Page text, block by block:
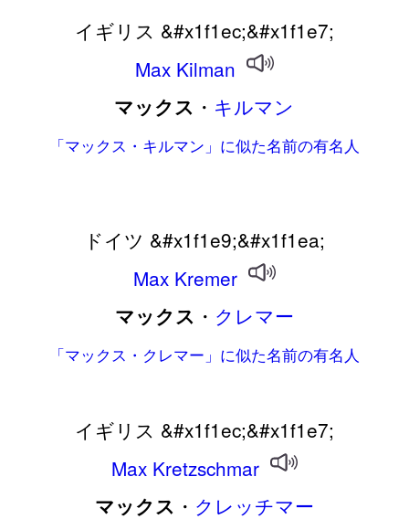
イギリス &#x1f1ec;&#x1f1e7;
Max Kilman
マックス ・ キルマン
「マックス・キルマン」に似た名前の有名人
ドイツ &#x1f1e9;&#x1f1ea;
Max Kremer
マックス ・ クレマー
「マックス・クレマー」に似た名前の有名人
イギリス &#x1f1ec;&#x1f1e7;
Max Kretzschmar
マックス ・ クレッチマー